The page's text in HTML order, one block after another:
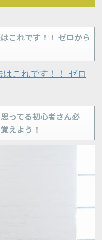
これです！！ ゼロから
これです！！ ゼロ
ってる初心者さん必
えよう！